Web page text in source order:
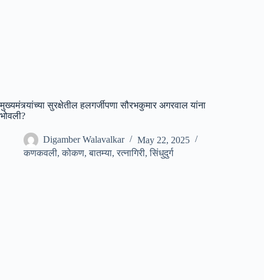
मुख्यमंत्र्यांच्या सुरक्षेतील हलगर्जीपणा सौरभकुमार अगरवाल यांना
भोवली?
Digamber Walavalkar
May 22, 2025
कणकवली,कोकण,बातम्या,रत्नागिरी,सिंधुदुर्ग